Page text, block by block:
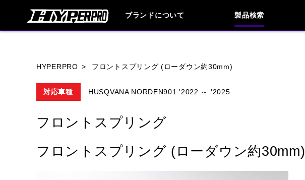
ブランドについて 製品検索
HYPERPRO フロントスプリング (ローダウン約30mm)
対応車種 HUSQVANA NORDEN901 '2022 ～ '2025
フロントスプリング
フロントスプリング (ローダウン約30mm)